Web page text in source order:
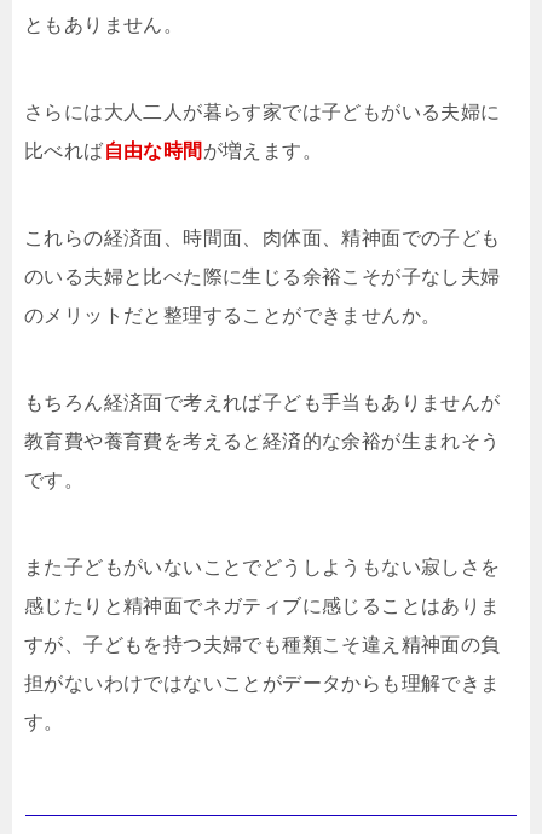
ともありません。
さらには大人二人が暮らす家では子どもがいる夫婦に
比べれば自由な時間 が増えます。
これらの経済面、時間面、肉体面、精神面での子ども
のいる夫婦と比べた際に生じる余裕こそが子なし夫婦
のメリットだと整理することができませんか。
もちろん経済面で考えれば子ども手当もありませんが
教育費や養育費を考えると経済的な余裕が生まれそう
です。
また子どもがいないことでどうしようもない寂しさを
感じたりと精神面でネガティブに感じることはありま
すが、子どもを持つ夫婦でも種類こそ違え精神面の負
担がないわけではないことがデータからも理解できま
す。